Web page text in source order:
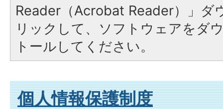
Reader（Acrobat Reader）」ダ
リックして、ソフトウェアをダ
トールしてください。
個人情報保護制度